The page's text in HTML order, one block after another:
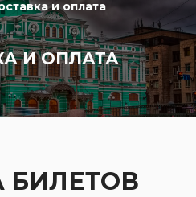
и оплата
И ОПЛАТА
БИЛЕТОВ